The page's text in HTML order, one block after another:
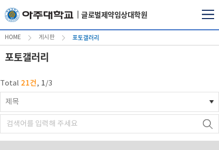
글로벌제약임상대학원
HOME 게시판 포토갤러리
포토갤러리
Total 21건, 1/3
제목